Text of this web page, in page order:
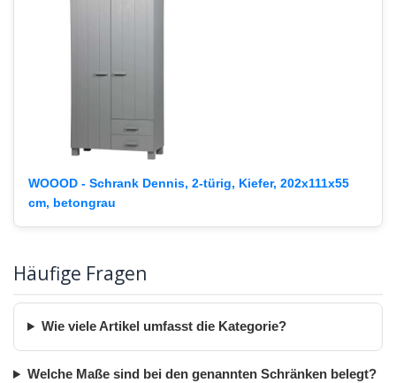
WOOOD - Schrank Dennis, 2-türig, Kiefer, 202x111x55
cm, betongrau
Häufige Fragen
Wie viele Artikel umfasst die Kategorie?
Welche Maße sind bei den genannten Schränken belegt?